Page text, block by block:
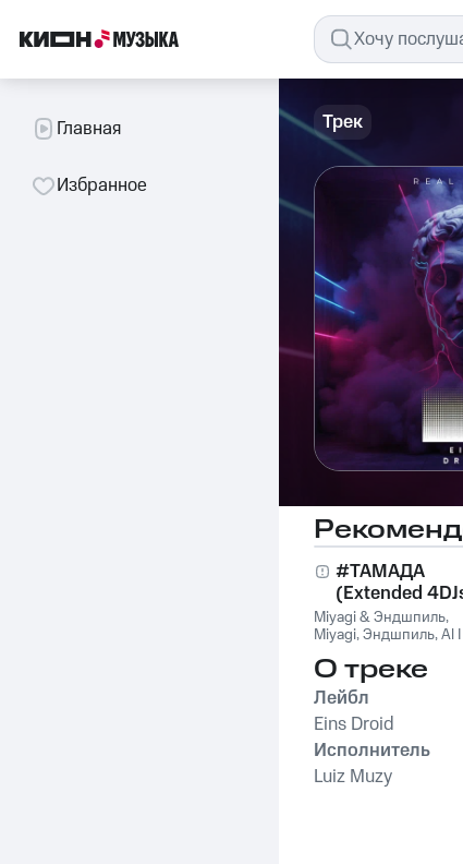
Главная
Избранное
Трек
#ТАМАДА
(Extended
Pack)
Miyagi & Эндшпиль,
Miyagi,Эндшпиль,Al I
О треке
Лейбл
Eins Droid
Исполнитель
Luiz Muzy